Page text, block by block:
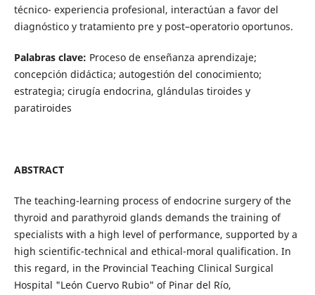
técnico- experiencia profesional, interactúan a favor del
diagnóstico y tratamiento pre y post–operatorio oportunos.
Palabras clave: Proceso de enseñanza aprendizaje;
concepción didáctica; autogestión del conocimiento;
estrategia; cirugía endocrina, glándulas tiroides y
paratiroides
ABSTRACT
The teaching-learning process of endocrine surgery of the
thyroid and parathyroid glands demands the training of
specialists with a high level of performance, supported by a
high scientific-technical and ethical-moral qualification. In
this regard, in the Provincial Teaching Clinical Surgical
Hospital "León Cuervo Rubio" of Pinar del Río,